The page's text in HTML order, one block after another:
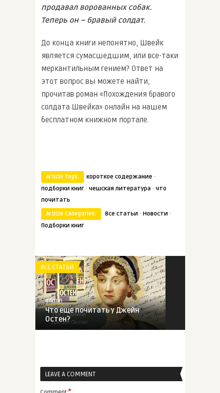
продавал ворованных собак.
Теперь он – бравый солдат.
До конца книги непонятно, Швейк
является сумасшедшим, или все-таки
меркантильным гением? Ответ на
этот вопрос вы можете найти,
прочитав роман «Похождения бравого
солдата Швейка» онлайн на нашем
бесплатном книжном портале.
Article Tags: короткое содержание ·
подборки книг · чешская литература · что
почитать
Article Categories:
Все статьи · Новости ·
Подборки книг
ВСЕ СТАТЬИ
admin
Что еще почитать у Джейн
Остен?
admin
LEAVE A COMMENT